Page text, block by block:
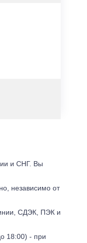
и СНГ. Вы
независимо от
СДЭК, ПЭК и
18:00) - при